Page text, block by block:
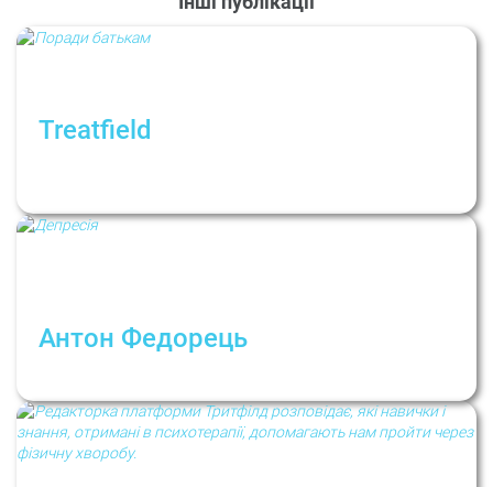
Treatfield
Антон Федорець